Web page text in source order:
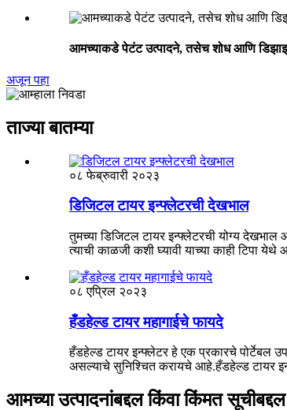
आमच्याकडे पेटंट उत्पादने, तसेच शोध आणि
अजून पहा
ताज्या बातम्या
०८ फेब्रुवारी २०२३
डिजिटल टायर इन्फ्लेटरची देखभाल
तुमच्या डिजिटल टायर इन्फ्लेटरची योग्य
त्याची काळजी कशी घ्यावी याच्या काही टिपा
०८ एप्रिल २०२३
हँडहेल्ड टायर महागाईचे फायदे
हँडहेल्ड टायर इन्फ्लेटर हे एक प्रकारचे पोर्टेबल
असल्याचे सुनिश्चित करायचे आहे.हँडहेल्ड टायर
आमच्या उत्पादनांबद्दल किंवा किंमत